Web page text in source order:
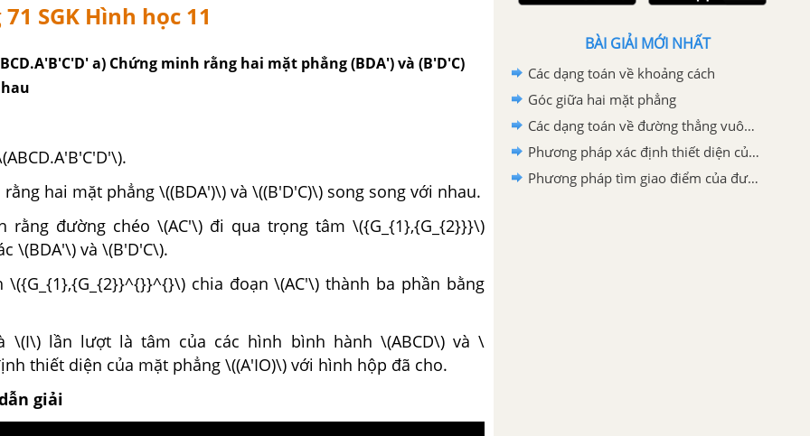
SGK Hình học 11
a) Chứng minh rằng hai mặt phẳng (BDA') và (B'D'C)
hai mặt phẳng \((BDA')\) và \((B'D'C)\) song song với nhau.
rằng đường chéo \(AC'\) đi qua trọng tâm \({G_{1},{G_{2}}}\)
\(BDA'\) và \(B'D'C\).
\({G_{1},{G_{2}}^{}}^{}\) chia đoạn \(AC'\) thành ba phần bằng
\(I\) lần lượt là tâm của các hình bình hành \(ABCD\) và \
thiết diện của mặt phẳng \((A'IO)\) với hình hộp đã cho.
giải
BÀI GIẢI MỚI NHẤT
Các dạng toán về khoảng cách
Góc giữa hai mặt phẳng
Các dạng toán về đường thẳng vuông góc với mặt phẳng
Phương pháp xác định thiết diện của hình chóp
Phương pháp tìm giao điểm của đường thẳng và mặt phẳng